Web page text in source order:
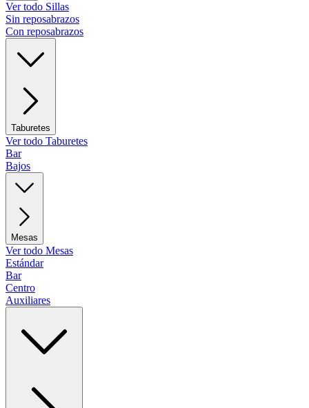
Ver todo Sillas
Sin reposabrazos
Con reposabrazos
Taburetes
Ver todo Taburetes
Bar
Bajos
Mesas
Ver todo Mesas
Estándar
Bar
Centro
Auxiliares